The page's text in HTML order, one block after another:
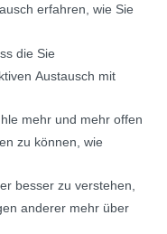
erfahren, wie Sie
die Sie
Austausch mit
mehr und mehr offen
zu können, wie
besser zu verstehen,
anderer mehr über